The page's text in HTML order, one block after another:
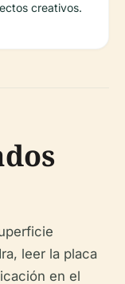
creativos.
leer la placa
en el